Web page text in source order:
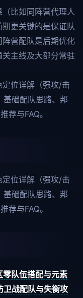
比如同阵营代理人
更关键的是保证队
营配队是后期优化
主线及大部分常驻
位详解（强攻/击
础配队思路、邦
荐与FAQ。
位详解（强攻/击
础配队思路、邦
荐与FAQ。
零队伍搭配与元素
卫战配队与失衡攻